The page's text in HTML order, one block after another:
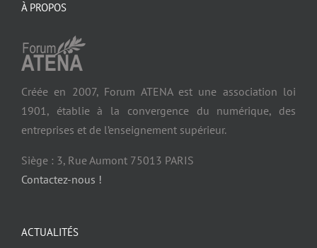
À PROPOS
Créée en 2007, Forum ATENA est une association loi
1901, établie à la convergence du numérique, des
entreprises et de l’enseignement supérieur.
Siège : 3, Rue Aumont 75013 PARIS
Contactez-nous !
ACTUALITÉS